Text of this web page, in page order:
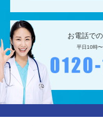
お電話で
平日10時